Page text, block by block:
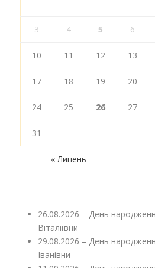
3 4 5 6
10 11 12 13
17 18 19 20
24 25 26 27
31
« Липень
26.08.2026 – День
Віталіївни
29.08.2026 – День
Іванівни